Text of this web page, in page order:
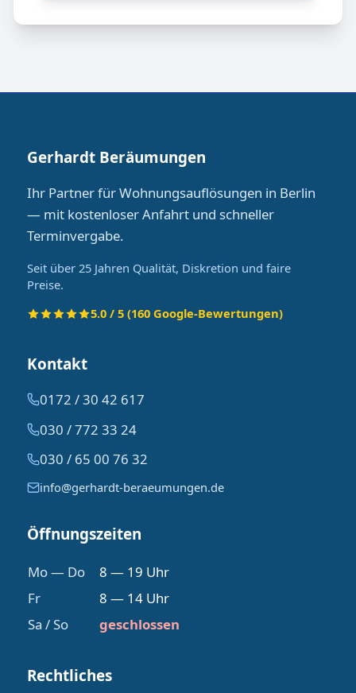
Gerhardt Beräumungen
Ihr Partner für Wohnungsauflösungen in Berlin
— mit kostenloser Anfahrt und schneller
Terminvergabe.
Seit über 25 Jahren Qualität, Diskretion und faire
Preise.
5.0 / 5 (160 Google-Bewertungen)
Kontakt
0172 / 30 42 617
030 / 772 33 24
030 / 65 00 76 32
info@gerhardt-beraeumungen.de
Öffnungszeiten
Mo — Do
8 — 19 Uhr
Fr
8 — 14 Uhr
Sa / So
geschlossen
Rechtliches